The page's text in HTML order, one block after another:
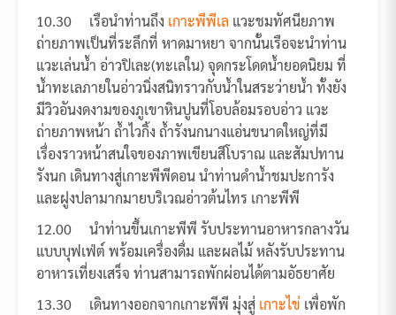
10.30 เรือนำท่านถึง เกาะพีพีเล แวะชมทัศนียภาพ
ถ่ายภาพเป็นที่ระลึกที่ หาดมาหยา จากนั้นเรือจะนำท่าน
แวะเล่นน้ำ อ่าวปิเละ(ทะเลใน) จุดกระโดดน้ำยอดนิยม ที่
น้ำทะเลภายในอ่าวนิ่งสนิทราวกับน้ำในสระว่ายน้ำ ทั้งยัง
มีวิวอันงดงามของภูเขาหินปูนที่โอบล้อมรอบอ่าว แวะ
ถ่ายภาพหน้า ถ้ำไวกิ้ง ถ้ำรังนกนางแอ่นขนาดใหญ่ที่มี
เรื่องราวหน้าสนใจของภาพเขียนสีโบราณ และสัมปทาน
รังนก เดินทางสู่เกาะพีพีดอน นำท่านดำน้ำชมปะการัง
และฝูงปลามากมายบริเวณอ่าวต้นไทร เกาะพีพี
12.00 นำท่านขึ้นเกาะพีพี รับประทานอาหารกลางวัน
แบบบุฟเฟ่ต์ พร้อมเครื่องดื่ม และผลไม้ หลังรับประทาน
อาหารเที่ยงเสร็จ ท่านสามารถพักผ่อนได้ตามอัธยาศัย
13.30 เดินทางออกจากเกาะพีพี มุ่งสู่ เกาะไข่ เพื่อพัก